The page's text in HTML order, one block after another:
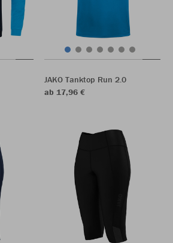
JAKO Tanktop Run 2.0
ab 17,96 €